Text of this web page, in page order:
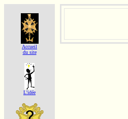
Accueil
du site
L'idée